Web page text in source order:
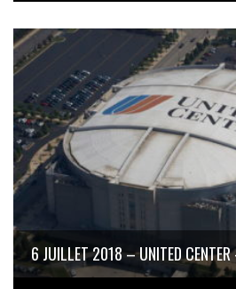
6 JUILLET 2018 – UNITED